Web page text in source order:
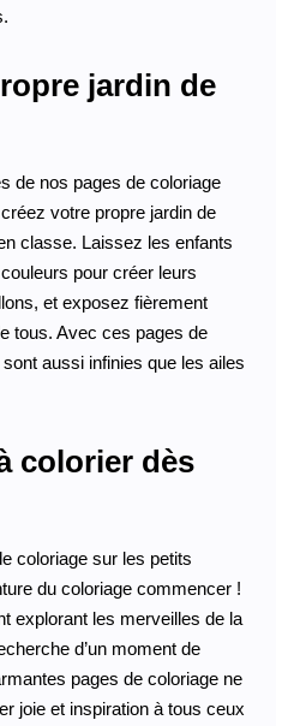
jardin de
de nos pages de coloriage
votre propre jardin de
classe. Laissez les enfants
pour créer leurs
et exposez fièrement
tous. Avec ces pages de
aussi infinies que les ailes
colorier dès
coloriage sur les petits
du coloriage commencer !
explorant les merveilles de la
d’un moment de
pages de coloriage ne
joie et inspiration à tous ceux